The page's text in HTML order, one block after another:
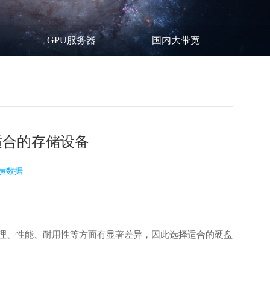
GPU服务器 国内大带宽
的存储设备
数据
、性能、耐用性等方面有显著差异，因此选择适合的硬盘